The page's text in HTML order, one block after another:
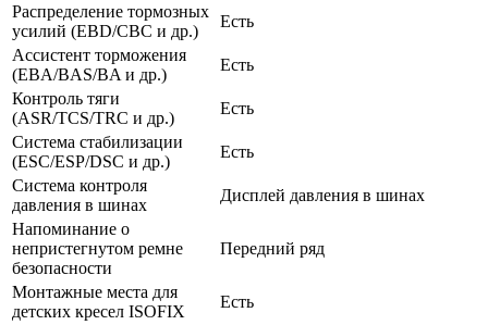
Распределение тормозных
усилий (EBD/CBC и др.)
Есть
Ассистент торможения
(EBA/BAS/BA и др.)
Есть
Контроль тяги
(ASR/TCS/TRC и др.)
Есть
Система стабилизации
(ESC/ESP/DSC и др.)
Есть
Система контроля
давления в шинах
Дисплей давления в шинах
Напоминание о
непристегнутом ремне
безопасности
Передний ряд
Монтажные места для
детских кресел ISOFIX
Есть